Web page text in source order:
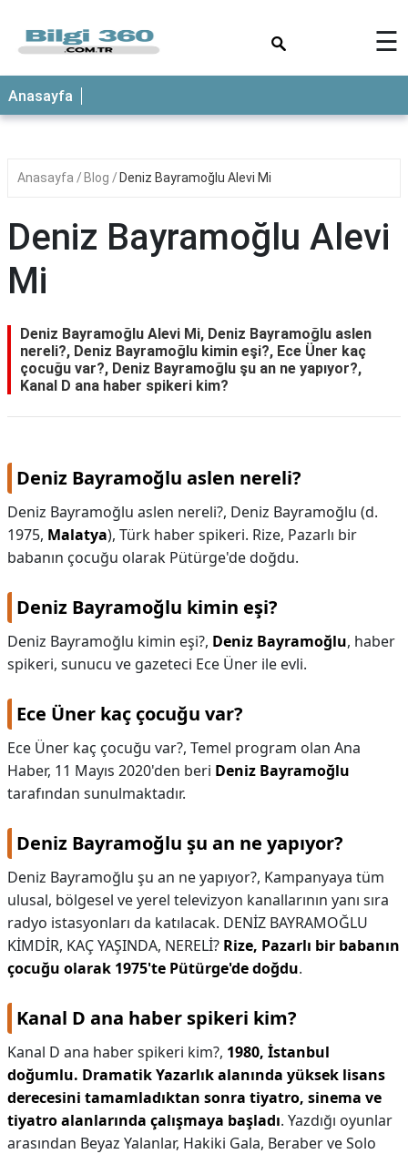
ANASAYFA
☰
Anasayfa
Anasayfa Blog Deniz Bayramoğlu Alevi Mi
Deniz Bayramoğlu Alevi
Mi
Deniz Bayramoğlu Alevi Mi, Deniz Bayramoğlu aslen
nereli?, Deniz Bayramoğlu kimin eşi?, Ece Üner kaç
çocuğu var?, Deniz Bayramoğlu şu an ne yapıyor?,
Kanal D ana haber spikeri kim?
Deniz Bayramoğlu aslen nereli?
Deniz Bayramoğlu aslen nereli?, Deniz Bayramoğlu (d.
1975, Malatya), Türk haber spikeri. Rize, Pazarlı bir
babanın çocuğu olarak Pütürge'de doğdu.
Deniz Bayramoğlu kimin eşi?
Deniz Bayramoğlu kimin eşi?, Deniz Bayramoğlu, haber
spikeri, sunucu ve gazeteci Ece Üner ile evli.
Ece Üner kaç çocuğu var?
Ece Üner kaç çocuğu var?, Temel program olan Ana
Haber, 11 Mayıs 2020'den beri Deniz Bayramoğlu
tarafından sunulmaktadır.
Deniz Bayramoğlu şu an ne yapıyor?
Deniz Bayramoğlu şu an ne yapıyor?, Kampanyaya tüm
ulusal, bölgesel ve yerel televizyon kanallarının yanı sıra
radyo istasyonları da katılacak. DENİZ BAYRAMOĞLU
KİMDİR, KAÇ YAŞINDA, NERELİ? Rize, Pazarlı bir babanın
çocuğu olarak 1975'te Pütürge'de doğdu.
Kanal D ana haber spikeri kim?
Kanal D ana haber spikeri kim?, 1980, İstanbul
doğumlu. Dramatik Yazarlık alanında yüksek lisans
derecesini tamamladıktan sonra tiyatro, sinema ve
tiyatro alanlarında çalışmaya başladı. Yazdığı oyunlar
arasından Beyaz Yalanlar, Hakiki Gala, Beraber ve Solo